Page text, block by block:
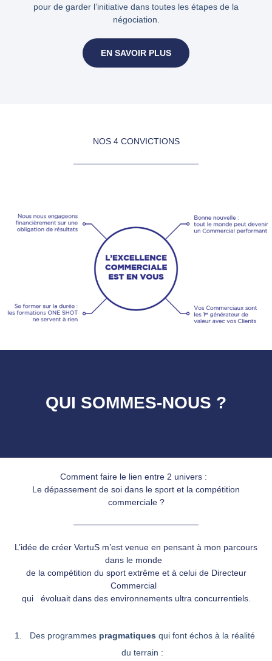
pour de garder l’initiative dans toutes les étapes de la
négociation.
EN SAVOIR PLUS
NOS 4 CONVICTIONS
QUI SOMMES-NOUS ?
Comment faire le lien entre 2 univers :
Le dépassement de soi dans le sport et la compétition
commerciale ?
L’idée de créer VertuS m’est venue en pensant à mon parcours
dans le monde
de la compétition du sport extrême et à celui de Directeur
Commercial
qui évoluait dans des environnements ultra concurrentiels.
Des programmespragmatiques qui font échos à la réalité
du terrain :